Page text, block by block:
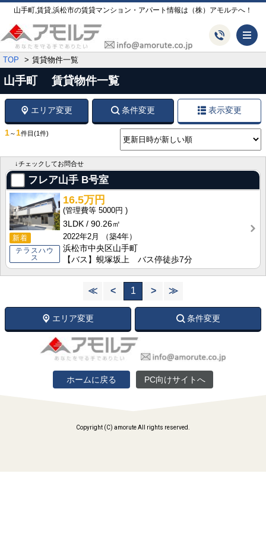
山手町,賃貸,浜松市の賃貸マンション・アパート情報は（株）アモルテへ！
TOP 賃貸物件一覧
山手町 賃貸物件一覧
エリア変更 条件変更 表示変更
1～1件目 (1件)
↓チェックしてお問合せ
フレア山手 B号室
新着
テラスハウ
ス
16.5万円
5000円
3LDK
90.26㎡
2022年2月
（築4年）
浜松市中央区山手町
【バス】蜆塚坂上 バス停徒歩7分
≪ < 1 > ≫
エリア変更 条件変更
ホームに戻る PC向けサイトへ
Copyright (C) amorute All rights reserved.